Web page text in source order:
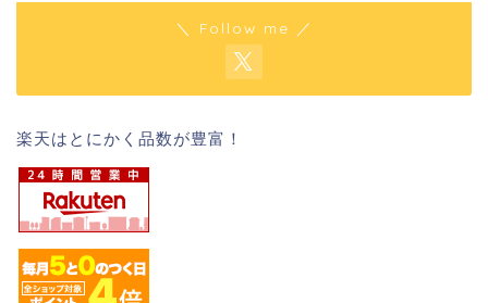
＼ Follow me ／
楽天はとにかく品数が豊富！